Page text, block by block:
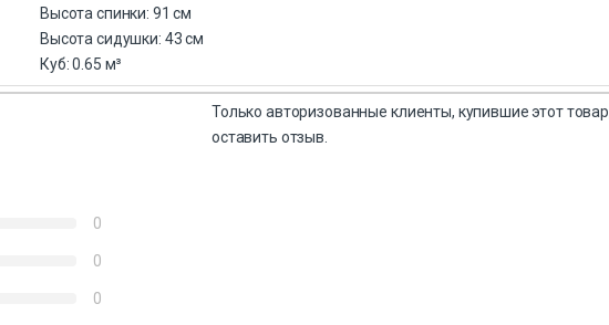
Высота спинки: 91 см
Высота сидушки: 43 см
Куб: 0.65 м³
0
0
0
Только авторизованные клиенты, купившие этот
оставить отзыв.